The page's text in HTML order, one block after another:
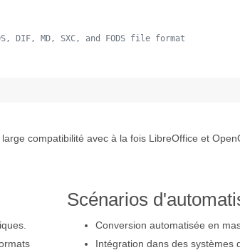
DIF, MD, SXC, and FODS file format
compatibilité avec à la fois LibreOffice et
Scénarios
Conversion automatisée en
Intégration dans des systèmes